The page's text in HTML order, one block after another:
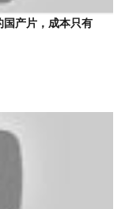
国产片，成本只有